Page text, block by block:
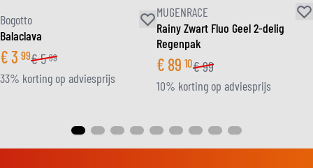
Bogotto
Balaclava
€3 99€5 99
33% korting op adviesprijs
MUGENRACE
Rainy Zwart Fluo Geel 2-delig
Regenpak
€ 89 10€99
10% korting op adviesprijs